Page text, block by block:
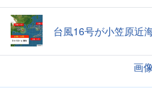
台風16号が小笠原近
画